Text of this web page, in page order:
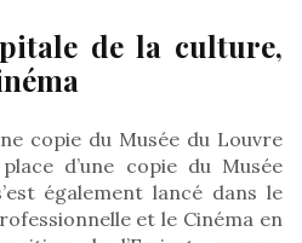
de la culture,
copie du Musée du Louvre
d’une copie du Musée
également lancé dans le
et le Cinéma en